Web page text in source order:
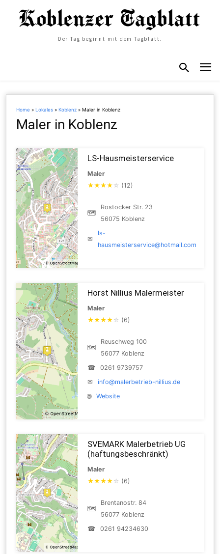
Der Tag beginnt mit dem Tagblatt.
Home »Lokales »Koblenz »Maler in Koblenz
Maler in Koblenz
LS-Hausmeisterservice
Maler
★★★★ ☆ (12)
🗺
Rostocker Str. 23
56075 Koblenz
✉
ls-
hausmeisterservice@hotmail.com
Horst Nillius Malermeister
Maler
★★★★ ☆ (6)
🗺
Reuschweg 100
56077 Koblenz
☎
0261 9739757
✉
info@malerbetrieb-nillius.de
🌐
Website
SVEMARK Malerbetrieb UG
(haftungsbeschränkt)
Maler
★★★★ ☆ (6)
🗺
Brentanostr. 84
56077 Koblenz
☎
0261 94234630